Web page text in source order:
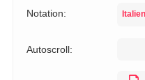
Notation: Italien
Autoscroll: